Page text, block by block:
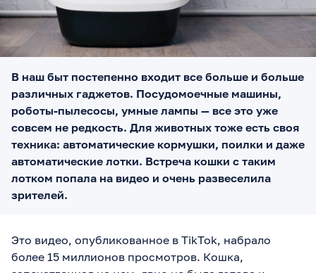
В наш быт постепенно входит все больше и больше
различных гаджетов. Посудомоечные машины,
роботы-пылесосы, умные лампы — все это уже
совсем не редкость. Для животных тоже есть своя
техника: автоматические кормушки, поилки и даже
автоматические лотки. Встреча кошки с таким
лотком попала на видео и очень развеселила
зрителей.
Это видео, опубликованное в TikTok, набрало
более 15 миллионов просмотров. Кошка,